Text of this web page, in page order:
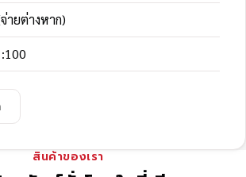
ยต่างหาก)
สินค้าของเรา